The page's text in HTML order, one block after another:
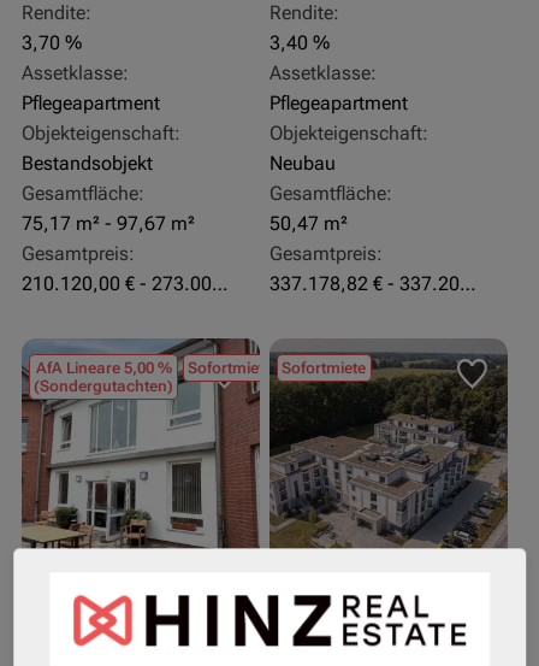
Rendite:
3,70 %
Assetklasse:
Pflegeapartment
Objekteigenschaft:
Bestandsobjekt
Gesamtfläche:
75,17 m² - 97,67 m²
Gesamtpreis:
210.120,00 € - 273.003,24 €
Rendite:
3,40 %
Assetklasse:
Pflegeapartment
Objekteigenschaft:
Neubau
Gesamtfläche:
50,47 m²
Gesamtpreis:
337.178,82 € - 337.207,06 €
AfA Lineare 5,00 %
(Sondergutachten)
Sofortmiete
26969 Butjadingen
Sofortmiete
33415 Verl